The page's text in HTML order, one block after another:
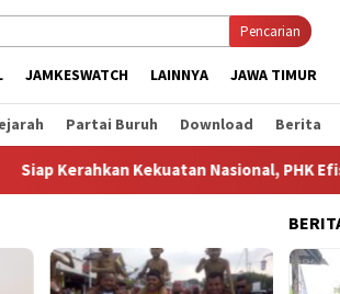
Pencarian
JAMKESWATCH LAINNYA JAWA TIMUR
Partai Buruh Download Berita
Kerahkan Kekuatan Nasional, PHK Efisiensi